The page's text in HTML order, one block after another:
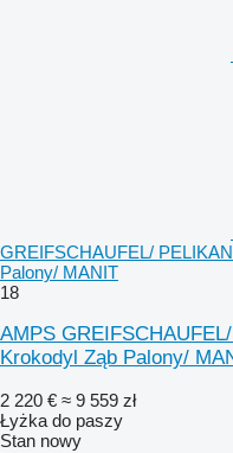
GREIFSCHAUFEL/
Palony/ MANIT
18
AMPS
Krokodyl Ząb Palony/
2 220 € ≈ 9 559 zł
Łyżka do paszy
Stan nowy